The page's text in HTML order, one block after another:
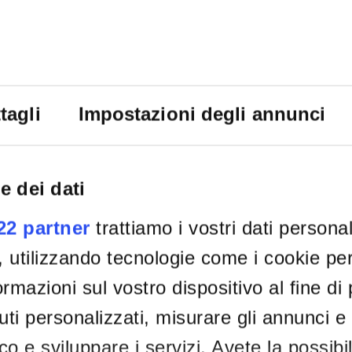
Impostazioni degli annunci
dei dati
partner trattiamo i vostri dati
utilizzando tecnologie come i cookie
sul vostro dispositivo al fine di
personalizzati, misurare gli annunci
e sviluppare i servizi. Avete la